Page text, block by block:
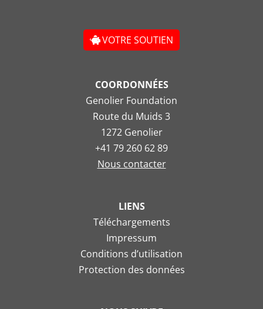
VOTRE SOUTIEN
COORDONNÉES
Genolier Foundation
Route du Muids 3
1272 Genolier
+41 79 260 62 89
Nous contacter
LIENS
Téléchargements
Impressum
Conditions d’utilisation
Protection des données